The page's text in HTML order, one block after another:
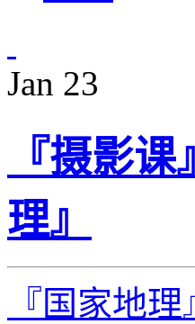
Jan 23
『摄影
理』
『国家地理